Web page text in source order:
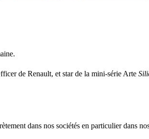
de Renault, et star de la mini-série Arte
dans nos sociétés en particulier dans